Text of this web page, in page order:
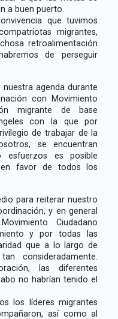
a buen puerto.
que tuvimos
migrantes,
retroalimentación
de perseguir
agenda durante
con Movimiento
migrante de base
con la que por
de trabajar de la
se encuentran
esfuerzos es posible
favor de todos los
para reiterar nuestro
y en general
Ciudadano
y por todas las
que a lo largo de
consideradamente.
las diferentes
no habrían tenido el
los líderes migrantes
así como al